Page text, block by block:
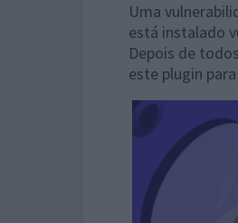
Uma
está instalado
Depois de
este plugin